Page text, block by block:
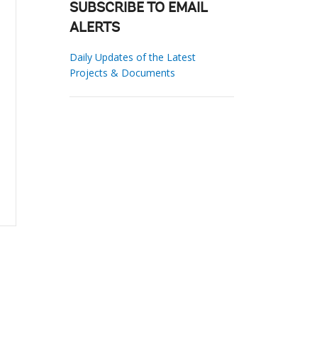
SUBSCRIBE TO EMAIL
ALERTS
Daily Updates of the Latest
Projects & Documents